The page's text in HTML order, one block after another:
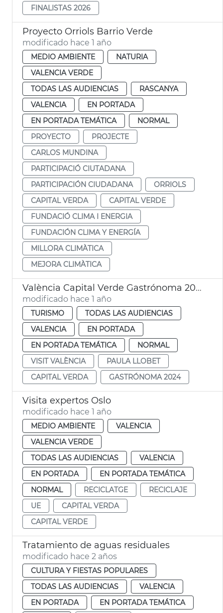
FINALISTAS 2026
Proyecto Orriols Barrio Verde
modificado hace 1 año
MEDIO AMBIENTE
NATURIA
VALENCIA VERDE
TODAS LAS AUDIENCIAS
RASCANYA
VALENCIA
EN PORTADA
EN PORTADA TEMÁTICA
NORMAL
PROYECTO
PROJECTE
CARLOS MUNDINA
PARTICIPACIÓ CIUTADANA
PARTICIPACIÓN CIUDADANA
ORRIOLS
CAPITAL VERDA
CAPITAL VERDE
FUNDACIÓ CLIMA I ENERGIA
FUNDACIÓN CLIMA Y ENERGÍA
MILLORA CLIMÀTICA
MEJORA CLIMÀTICA
València Capital Verde Gastrónoma 2024
modificado hace 1 año
TURISMO
TODAS LAS AUDIENCIAS
VALENCIA
EN PORTADA
EN PORTADA TEMÁTICA
NORMAL
VISIT VALÈNCIA
PAULA LLOBET
CAPITAL VERDA
GASTRÓNOMA 2024
Visita expertos Oslo
modificado hace 1 año
MEDIO AMBIENTE
VALENCIA
VALENCIA VERDE
TODAS LAS AUDIENCIAS
VALENCIA
EN PORTADA
EN PORTADA TEMÁTICA
NORMAL
RECICLATGE
RECICLAJE
UE
CAPITAL VERDA
CAPITAL VERDE
Tratamiento de aguas residuales
modificado hace 2 años
CULTURA Y FIESTAS POPULARES
TODAS LAS AUDIENCIAS
VALENCIA
EN PORTADA
EN PORTADA TEMÁTICA